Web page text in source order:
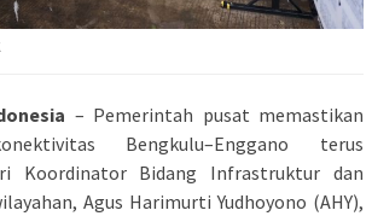
– Pemerintah pusat memastikan
Bengkulu–Enggano terus
Koordinator Bidang Infrastruktur dan
Agus Harimurti Yudhoyono (AHY),